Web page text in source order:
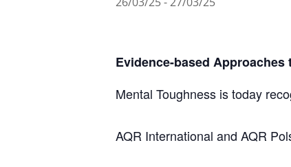
Evidence-based
Mental Toughness is today
AQR International and AQR